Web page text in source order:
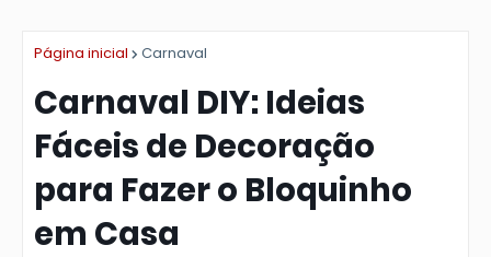
Página inicial Carnaval
Carnaval DIY: Ideias
Fáceis de Decoração
para Fazer o Bloquinho
em Casa